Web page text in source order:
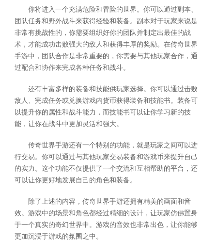
你将进入一个充满危险和冒险的世界。你可以通过副本、
团队任务和野外战斗来获得经验和装备。副本对于玩家来说是
非常有挑战性的，你需要组织好你的团队并制定出最佳的战
术，才能成功击败强大的敌人和获得丰厚的奖励。在传奇世界
手游中，团队合作是非常重要的，你需要与其他玩家合作，通
过配合和协作来完成各种任务和战斗。
还有丰富多样的装备和技能供玩家选择。你可以通过击败
敌人、完成任务或兑换游戏内货币获得装备和技能书。装备可
以提升你的属性和战斗能力，而技能书可以让你学习新的技
能，让你在战斗中更加灵活和强大。
传奇世界手游还有一个特别的功能，就是玩家之间可以进
行交易。你可以通过与其他玩家交易装备和游戏币来提升自己
的实力。这个功能不仅提供了一个交流和互相帮助的平台，还
可以让你更好地发展自己的角色和装备。
除了上述的内容，传奇世界手游还拥有精美的画面和音
效。游戏中的场景和角色都经过精细的设计，让玩家仿佛置身
于一个真实的奇幻世界中。游戏的音效也非常出色，让你能够
更加沉浸于游戏的氛围之中。